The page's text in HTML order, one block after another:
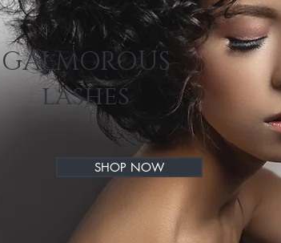
GALMOROUS
lashes
SHOP NOW